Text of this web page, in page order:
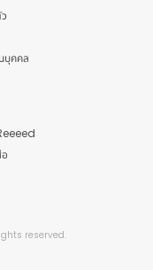
บุคคล
reserved.